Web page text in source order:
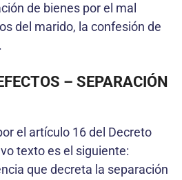
de bienes por el mal
del marido, la confesión de
– SEPARACIÓN
el artículo 16 del Decreto
texto es el siguiente:
que decreta la separación